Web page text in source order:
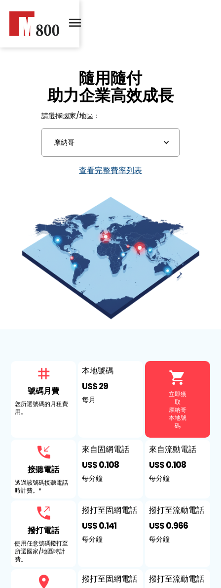
隨用隨付
助力企業高效成長
請選擇國家/地區：
摩納哥
查看完整費率列表
號碼月費
您所選號碼的月租費
用。
接聽電話
透過該號碼接聽電話
時計費。*
撥打電話
使用任意號碼撥打至
所選國家/地區時計
費。
本地號碼
US$ 29
每月
來自固網電話
US$ 0.108
每分鐘
撥打至固網電話
US$ 0.141
每分鐘
撥打至固網電話
立即獲
取
摩納哥
本地號
碼
來自流動電話
US$ 0.108
每分鐘
撥打至流動電話
US$ 0.966
每分鐘
撥打至流動電話